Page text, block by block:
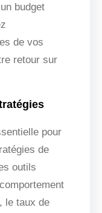
budget
de vos
retour sur
pour
de
outils
le taux de